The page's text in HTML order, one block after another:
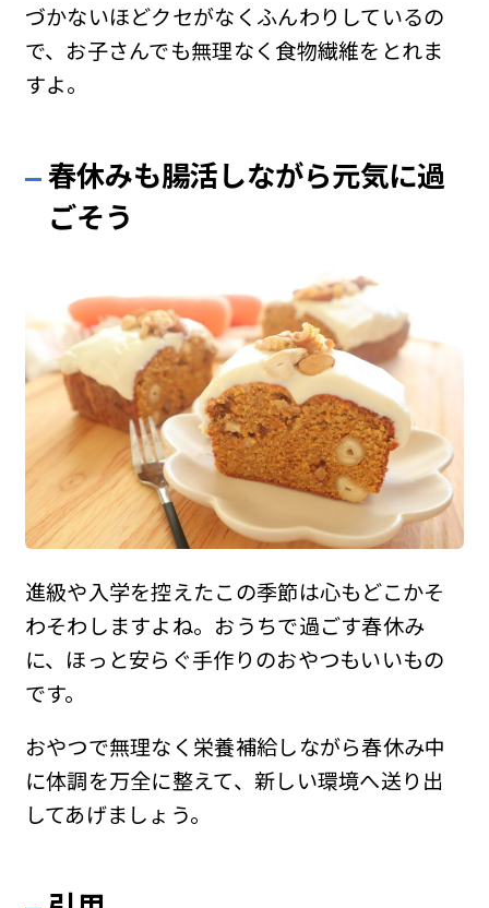
づかないほどクセがなくふんわりしているの
で、お子さんでも無理なく食物繊維をとれま
すよ。
春休みも腸活しながら元気に過
ごそう
進級や入学を控えたこの季節は心もどこかそ
わそわしますよね。おうちで過ごす春休み
に、ほっと安らぐ手作りのおやつもいいもの
です。
おやつで無理なく栄養補給しながら春休み中
に体調を万全に整えて、新しい環境へ送り出
してあげましょう。